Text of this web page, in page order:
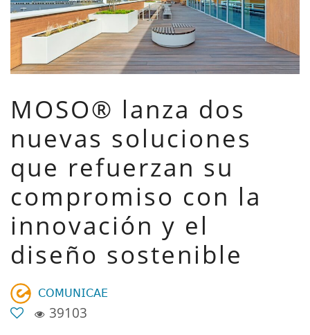
MOSO® lanza dos
nuevas soluciones
que refuerzan su
compromiso con la
innovación y el
diseño sostenible
𝖢𝖮𝖬𝖴𝖭𝖨𝖢𝖠𝖤
39103